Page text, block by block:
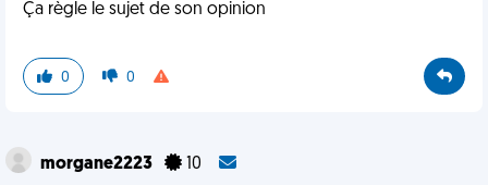
Ça règle le sujet de son opinion
0 0
morgane2223 10